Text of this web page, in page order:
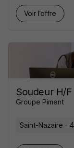
Voir l’offre
Soudeur H/F
Groupe Piment
Saint-Nazaire -